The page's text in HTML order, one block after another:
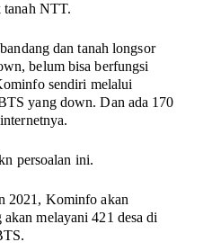
tanah NTT.
dan tanah longsor
belum bisa berfungsi
sendiri melalui
yang down. Dan ada 170
persoalan ini.
2021, Kominfo akan
melayani 421 desa di